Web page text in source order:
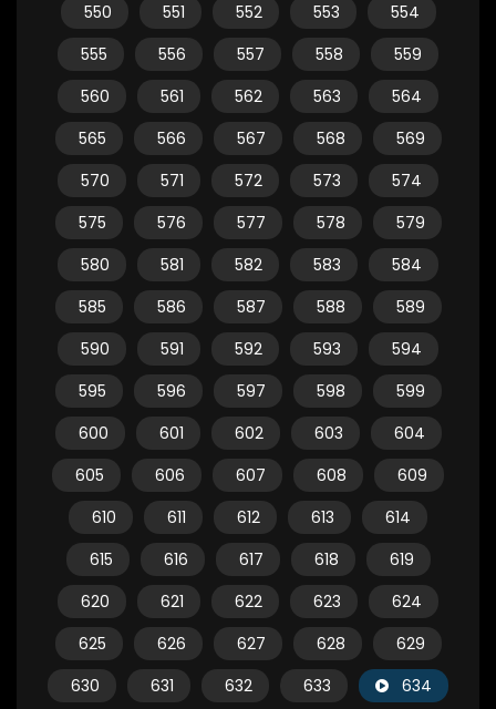
550
551 552 553
554
555
556 557 558
559
560
561 562 563
564
565
566 567 568
569
570
571 572 573
574
575
576 577 578
579
580
581 582 583
584
585
586 587 588
589
590
591 592 593
594
595
596 597 598
599
600
601 602 603
604
605
606 607 608
609
610
611 612 613
614
615
616 617 618
619
620
621 622 623
624
625
626 627 628
629
630
631 632 633
634